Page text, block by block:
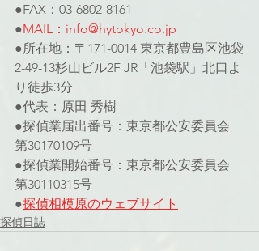
●FAX：03-6802-8161
●MAIL：info@hytokyo.co.jp
●所在地：〒171-0014 東京都豊島区池袋
2-49-13杉山ビル2F JR「池袋駅」北口よ
り徒歩3分
●代表：原田 秀樹
●探偵業届出番号：東京都公安委員会
第30170109号
●探偵業開始番号：東京都公安委員会
第30110315号
●探偵相模原のウェブサイト
探偵日誌